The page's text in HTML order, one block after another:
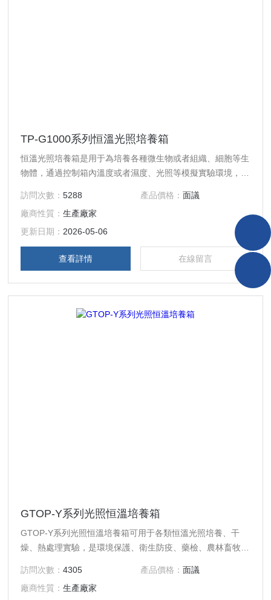
TP-G1000系列恒溫光照培養箱
恒溫光照培養箱是用于為培養各種微生物或者組織、細胞等生
物體，通過控制箱內溫度或者濕度、光照等模擬實驗環境，廣
域，在低溫恒溫試驗、培養試驗、環境試驗也有廣泛應用。
訪問次數：5288 產品價格： 面議
廠商性質：生產廠家
更新日期： 2026-05-06
查看詳情 在線留言
GTOP-Y系列光照恒溫培養箱
GTOP-Y系列光照恒溫培養箱可用于各類恒溫光照培養、干
燥、熱處理實驗，是環境保護、衛生防疫、藥檢、農林畜牧、
驗設備。
訪問次數：4305 產品價格： 面議
廠商性質：生產廠家